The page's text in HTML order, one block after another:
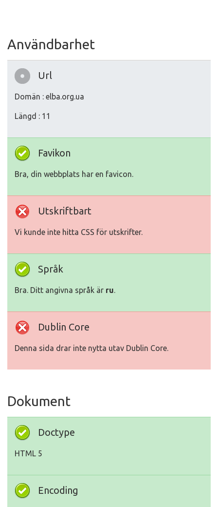
Användbarhet
Url
Domän : elba.org.ua
Längd : 11
Favikon
Bra, din webbplats har en favicon.
Utskriftbart
Vi kunde inte hitta CSS för utskrifter.
Språk
Bra. Ditt angivna språk är ru.
Dublin Core
Denna sida drar inte nytta utav Dublin Core.
Dokument
Doctype
HTML 5
Encoding